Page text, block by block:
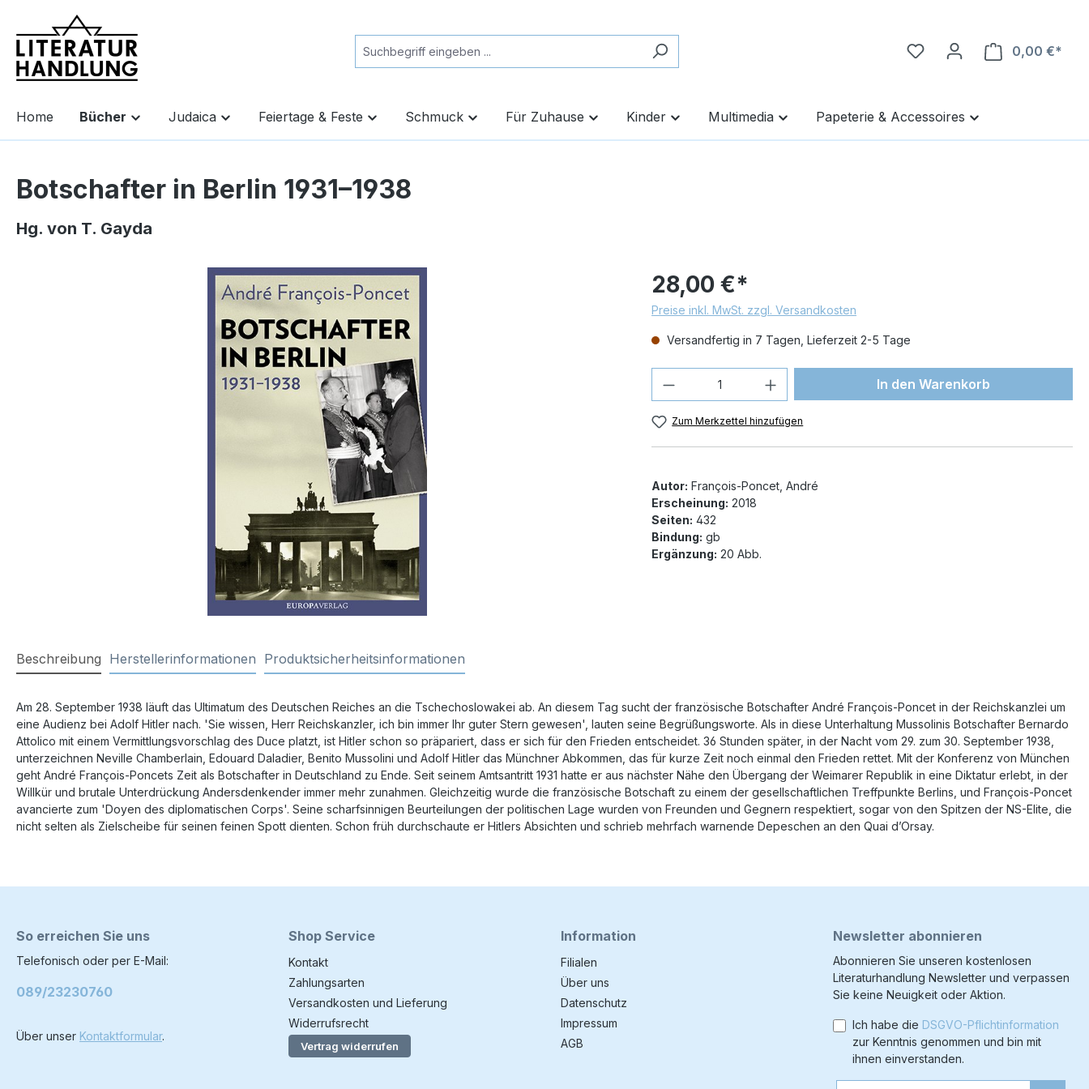
Zur Hauptnavigation springen
0,00 €*
Home Bücher Judaica Feiertage & Feste Schmuck Für Zuhause Kinder Multimedia Papeterie & Accessoires
Botschafter in Berlin 1931–1938
Hg. von T. Gayda
28,00 €*
Preise inkl. MwSt. zzgl. Versandkosten
Versandfertig in 7 Tagen, Lieferzeit 2-5 Tage
Produkt Anzahl: Gib den gewünschten Wert
In den Warenkorb
Zum Merkzettel hinzufügen
Autor: François-Poncet, André
Erscheinung: 2018
Seiten: 432
Bindung: gb
Ergänzung: 20 Abb.
Beschreibung Herstellerinformationen Produktsicherheitsinformationen
Am 28. September 1938 läuft das Ultimatum des Deutschen Reiches an die Tschechoslowakei ab. An diesem Tag sucht der französische Botschafter André François-Poncet in der Reichskanzlei um
eine Audienz bei Adolf Hitler nach. 'Sie wissen, Herr Reichskanzler, ich bin immer Ihr guter Stern gewesen', lauten seine Begrüßungsworte. Als in diese Unterhaltung Mussolinis Botschafter Bernardo
Attolico mit einem Vermittlungsvorschlag des Duce platzt, ist Hitler schon so präpariert, dass er sich für den Frieden entscheidet. 36 Stunden später, in der Nacht vom 29. zum 30. September 1938,
unterzeichnen Neville Chamberlain, Edouard Daladier, Benito Mussolini und Adolf Hitler das Münchner Abkommen, das für kurze Zeit noch einmal den Frieden rettet. Mit der Konferenz von München
geht André François-Poncets Zeit als Botschafter in Deutschland zu Ende. Seit seinem Amtsantritt 1931 hatte er aus nächster Nähe den Übergang der Weimarer Republik in eine Diktatur erlebt, in der
Willkür und brutale Unterdrückung Andersdenkender immer mehr zunahmen. Gleichzeitig wurde die französische Botschaft zu einem der gesellschaftlichen Treffpunkte Berlins, und François-Poncet
avancierte zum 'Doyen des diplomatischen Corps'. Seine scharfsinnigen Beurteilungen der politischen Lage wurden von Freunden und Gegnern respektiert, sogar von den Spitzen der NS-Elite, die
nicht selten als Zielscheibe für seinen feinen Spott dienten. Schon früh durchschaute er Hitlers Absichten und schrieb mehrfach warnende Depeschen an den Quai d’Orsay.
So erreichen Sie uns
Telefonisch oder per E-Mail:
089/23230760
Über unser Kontaktformular.
Shop Service
Kontakt
Zahlungsarten
Versandkosten und Lieferung
Widerrufsrecht
Vertrag widerrufen
Information
Filialen
Über uns
Datenschutz
Impressum
AGB
Newsletter abonnieren
Abonnieren Sie unseren kostenlosen
Literaturhandlung Newsletter und verpassen
Sie keine Neuigkeit oder Aktion.
Ich habe die DSGVO-Pflichtinformation
zur Kenntnis genommen und bin mit
ihnen einverstanden.